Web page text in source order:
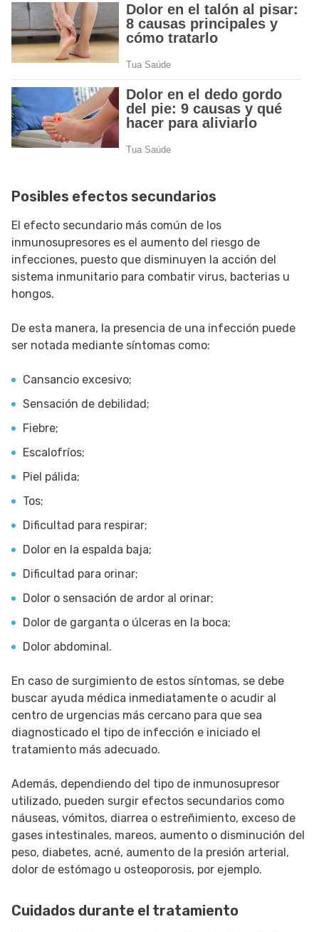
Posibles efectos secundarios
El efecto secundario más común de los
inmunosupresores es el aumento del riesgo de
infecciones, puesto que disminuyen la acción del
sistema inmunitario para combatir virus, bacterias u
hongos.
De esta manera, la presencia de una infección puede
ser notada mediante síntomas como:
Cansancio excesivo;
Sensación de debilidad;
Fiebre;
Escalofríos;
Piel pálida;
Tos;
Dificultad para respirar;
Dolor en la espalda baja;
Dificultad para orinar;
Dolor o sensación de ardor al orinar;
Dolor de garganta o úlceras en la boca;
Dolor abdominal.
En caso de surgimiento de estos síntomas, se debe
buscar ayuda médica inmediatamente o acudir al
centro de urgencias más cercano para que sea
diagnosticado el tipo de infección e iniciado el
tratamiento más adecuado.
Además, dependiendo del tipo de inmunosupresor
utilizado, pueden surgir efectos secundarios como
náuseas, vómitos, diarrea o estreñimiento, exceso de
gases intestinales, mareos, aumento o disminución del
peso, diabetes, acné, aumento de la presión arterial,
dolor de estómago u osteoporosis, por ejemplo.
Cuidados durante el tratamiento